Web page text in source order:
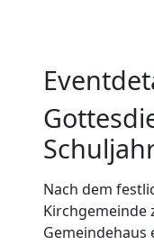
Nach dem
Kirchgemeinde
Gemeindehaus